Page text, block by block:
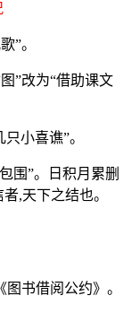
”。
”改为“借助课文
小喜谯”。
围”。日积月累删
,天下之结也。
书借阅公约》。